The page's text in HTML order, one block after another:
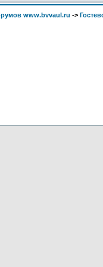
www.bvvaul.ru ->